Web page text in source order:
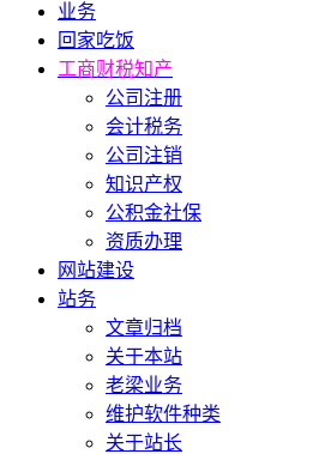
业务
回家吃饭
工商财税知产
公司注册
会计税务
公司注销
知识产权
公积金社保
资质办理
网站建设
站务
文章归档
关于本站
老梁业务
维护软件种类
关于站长